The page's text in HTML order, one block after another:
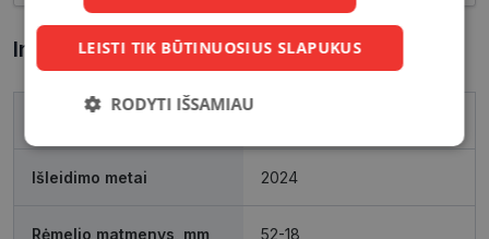
Informacija apie prekę
Išleidimo metai 2024
Rėmelio matmenys, mm 52-18
LEISTI TIK BŪTINUOSIUS SLAPUKUS
RODYTI IŠSAMIAU
Būtinieji
slapukai
Statistikos
slapukai
Rinkodaros